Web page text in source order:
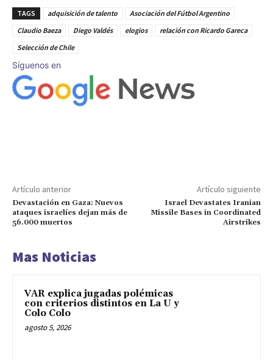
TAGS adquisición de talento
Asociación del Fútbol Argentino
Claudio Baeza
Diego Valdés elogios
relación con Ricardo Gareca
Selección de Chile
Síguenos en
Artículo anterior
Devastación en Gaza: Nuevos
ataques israelíes dejan más de
56.000 muertos
Artículo siguiente
Israel Devastates Iranian
Missile Bases in Coordinated
Airstrikes
Mas Noticias
VAR explica jugadas polémicas
con criterios distintos en La U y
Colo Colo
agosto 5, 2026